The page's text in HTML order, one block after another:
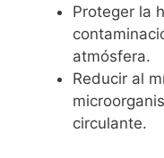
Proteger la
atmósfera.
Reducir al
circulante.